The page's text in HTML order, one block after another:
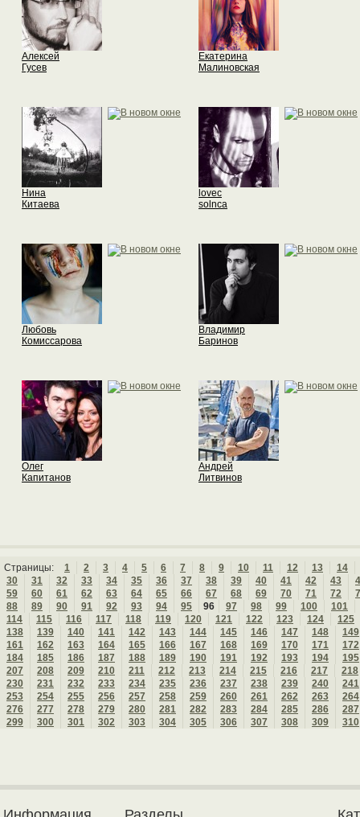
Алексей
Гусев
Екатерина
Малиновская
Нина
Китаева
lovec
solnca
Любовь
Комиссарова
Владимир
Баринов
Олег
Капитанов
Андрей
Литвинов
Страницы: 1 2 3 4 5 6 7 8 9 10 11 12 13
14
30
31 32 33 34 35 36 37 38 39 40 41 42 43
59
60 61 62 63 64 65 66 67 68 69 70 71 72
88
89 90 91 92 93 94 95 96 97 98 99 100
101
114
115 116 117 118 119 120 121 122 123 124
125
138
139 140 141 142 143 144 145 146 147 148
149
161
162 163 164 165 166 167 168 169 170 171
172
184
185 186 187 188 189 190 191 192 193 194
195
207
208 209 210 211 212 213 214 215 216 217
218
230
231 232 233 234 235 236 237 238 239 240
241
253
254 255 256 257 258 259 260 261 262 263
264
276
277 278 279 280 281 282 283 284 285 286
287
299
300 301 302 303 304 305 306 307 308 309 310